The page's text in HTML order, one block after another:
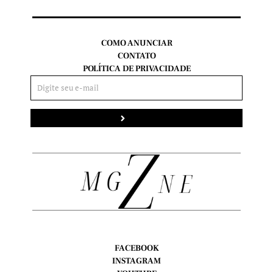
FACEBOOK
INSTAGRAM
COMO ANUNCIAR
CONTATO
POLÍTICA DE PRIVACIDADE